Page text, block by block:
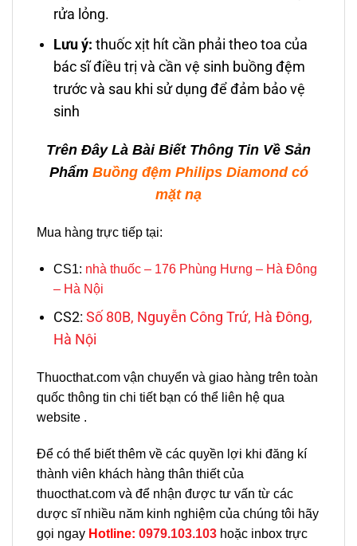
rửa lỏng.
Lưu ý: thuốc xịt hít cần phải theo toa của
bác sĩ điều trị và cần vệ sinh buồng đệm
trước và sau khi sử dụng để đảm bảo vệ
sinh
Trên Đây Là Bài Biết Thông Tin Về Sản
PhẩmBuồng đệm Philips Diamond có
mặt nạ
Mua hàng trực tiếp tại:
CS1: nhà thuốc – 176 Phùng Hưng – Hà Đông
– Hà Nội
CS2: Số 80B, Nguyễn Công Trứ, Hà Đông,
Hà Nội
Thuocthat.com vận chuyển và giao hàng trên toàn
quốc thông tin chi tiết bạn có thể liên hệ qua
website .
Để có thể biết thêm về các quyền lợi khi đăng kí
thành viên khách hàng thân thiết của
thuocthat.com và để nhận được tư vấn từ các
dược sĩ nhiều năm kinh nghiệm của chúng tôi hãy
gọi ngay Hotline: 0979.103.103 hoặc inbox trực